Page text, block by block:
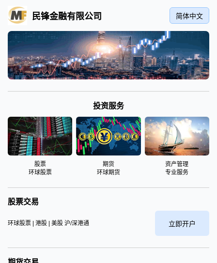
香港期货开户服务平台 导航
共 0 页/0 条记录
最近关注
Powered by香港期货开户服务平台
© 2026